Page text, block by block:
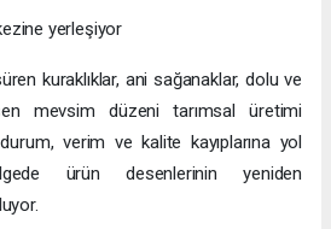
yerleşiyor
kuraklıklar, ani sağanaklar, dolu ve
mevsim düzeni tarımsal üretimi
verim ve kalite kayıplarına yol
ürün desenlerinin yeniden